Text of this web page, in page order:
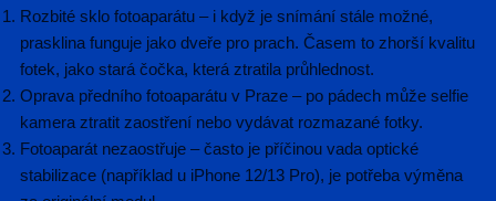
Rozbité sklo fotoaparátu – i když je snímání stále možné,
prasklina funguje jako dveře pro prach. Časem to zhorší kvalitu
fotek, jako stará čočka, která ztratila průhlednost.
Oprava předního fotoaparátu v Praze – po pádech může selfie
kamera ztratit zaostření nebo vydávat rozmazané fotky.
Fotoaparát nezaostřuje – často je příčinou vada optické
stabilizace (například u iPhone 12/13 Pro), je potřeba výměna